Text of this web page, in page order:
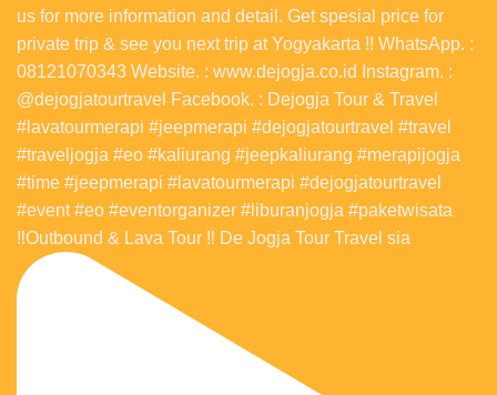
‼️Outbound & Lava Tour ‼️ De Jogja Tour Travel sia